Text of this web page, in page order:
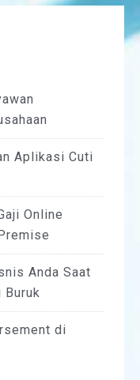
Aplikasi Cuti
Online
Anda Saat
Buruk
di